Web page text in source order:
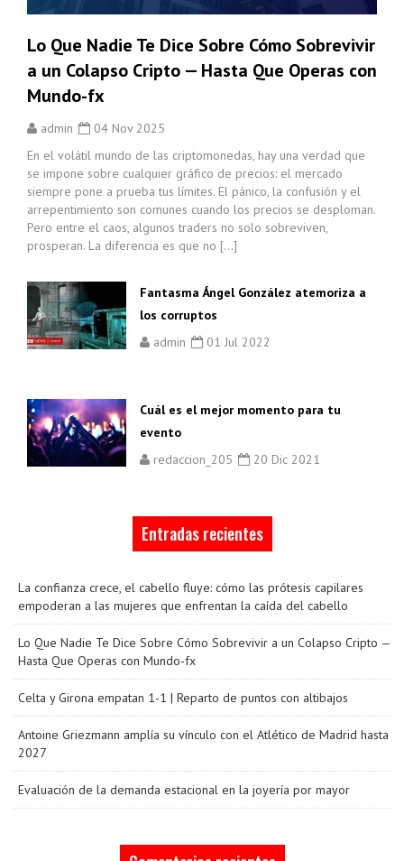
Lo Que Nadie Te Dice Sobre Cómo Sobrevivir
a un Colapso Cripto — Hasta Que Operas con
Mundo-fx
admin
04 Nov 2025
En el volátil mundo de las criptomonedas, hay una verdad que
se impone sobre cualquier gráfico de precios: el mercado
siempre pone a prueba tus límites. El pánico, la confusión y el
arrepentimiento son comunes cuando los precios se desploman.
Pero entre el caos, algunos traders no solo sobreviven,
prosperan. La diferencia es que no […]
Fantasma Ángel González atemoriza a
los corruptos
admin
01 Jul 2022
Cuál es el mejor momento para tu
evento
redaccion_205
20 Dic 2021
Entradas recientes
La confianza crece, el cabello fluye: cómo las prótesis capilares
empoderan a las mujeres que enfrentan la caída del cabello
Lo Que Nadie Te Dice Sobre Cómo Sobrevivir a un Colapso Cripto —
Hasta Que Operas con Mundo-fx
Celta y Girona empatan 1-1 | Reparto de puntos con altibajos
Antoine Griezmann amplía su vínculo con el Atlético de Madrid hasta
2027
Evaluación de la demanda estacional en la joyería por mayor